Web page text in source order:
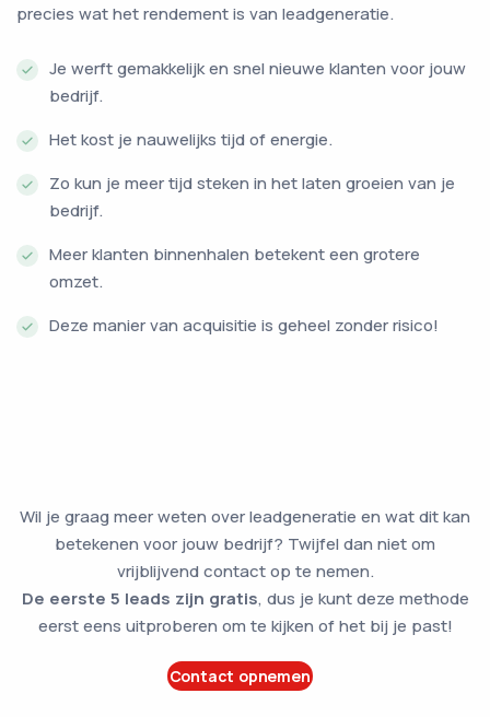
precies wat het rendement is van leadgeneratie.
Je werft gemakkelijk en snel nieuwe klanten voor jouw
bedrijf.
Het kost je nauwelijks tijd of energie.
Zo kun je meer tijd steken in het laten groeien van je
bedrijf.
Meer klanten binnenhalen betekent een grotere
omzet.
Deze manier van acquisitie is geheel zonder risico!
Wil je graag meer weten over leadgeneratie en wat dit kan
betekenen voor jouw bedrijf? Twijfel dan niet om
vrijblijvend contact op te nemen.
De eerste 5 leads zijn gratis, dus je kunt deze methode
eerst eens uitproberen om te kijken of het bij je past!
Contact opnemen